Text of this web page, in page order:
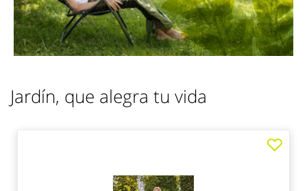
Jardín, que alegra tu vida